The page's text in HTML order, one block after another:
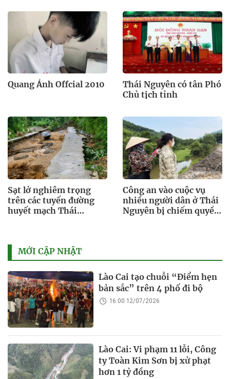
chậm tiến độ?
Quang Ánh Offcial 2010
Thái Nguyên có tân Phó
Chủ tịch tỉnh
Sạt lở nghiêm trọng
trên các tuyến đường
huyết mạch Thái
Công an vào cuộc vụ
nhiều người dân ở Thái
Nguyên bị chiếm quyền
MỚI CẬP NHẬT
Lào Cai tạo chuỗi “Điểm hẹn
bản sắc” trên 4 phố đi bộ
16:00 12/07/2026
Lào Cai: Vi phạm 11 lỗi, Công
ty Toàn Kim Sơn bị xử phạt
hơn 1 tỷ đồng